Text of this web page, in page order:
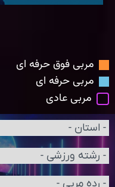
مربی فوق حرفه ای
مربی حرفه ای
مربی عادی